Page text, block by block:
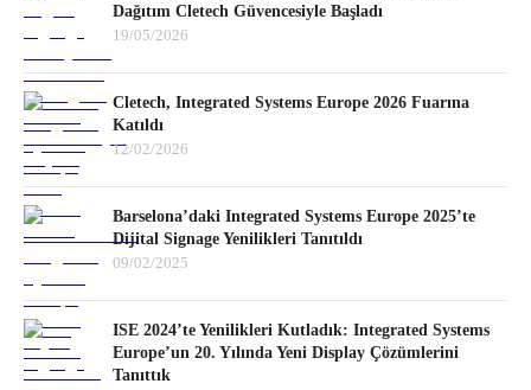
Dağıtım Cletech Güvencesiyle Başladı
19/05/2026
Cletech, Integrated Systems Europe 2026 Fuarına
Katıldı
12/02/2026
Barselona’daki Integrated Systems Europe 2025’te
Dijital Signage Yenilikleri Tanıtıldı
09/02/2025
ISE 2024’te Yenilikleri Kutladık: Integrated Systems
Europe’un 20. Yılında Yeni Display Çözümlerini
Tanıttık